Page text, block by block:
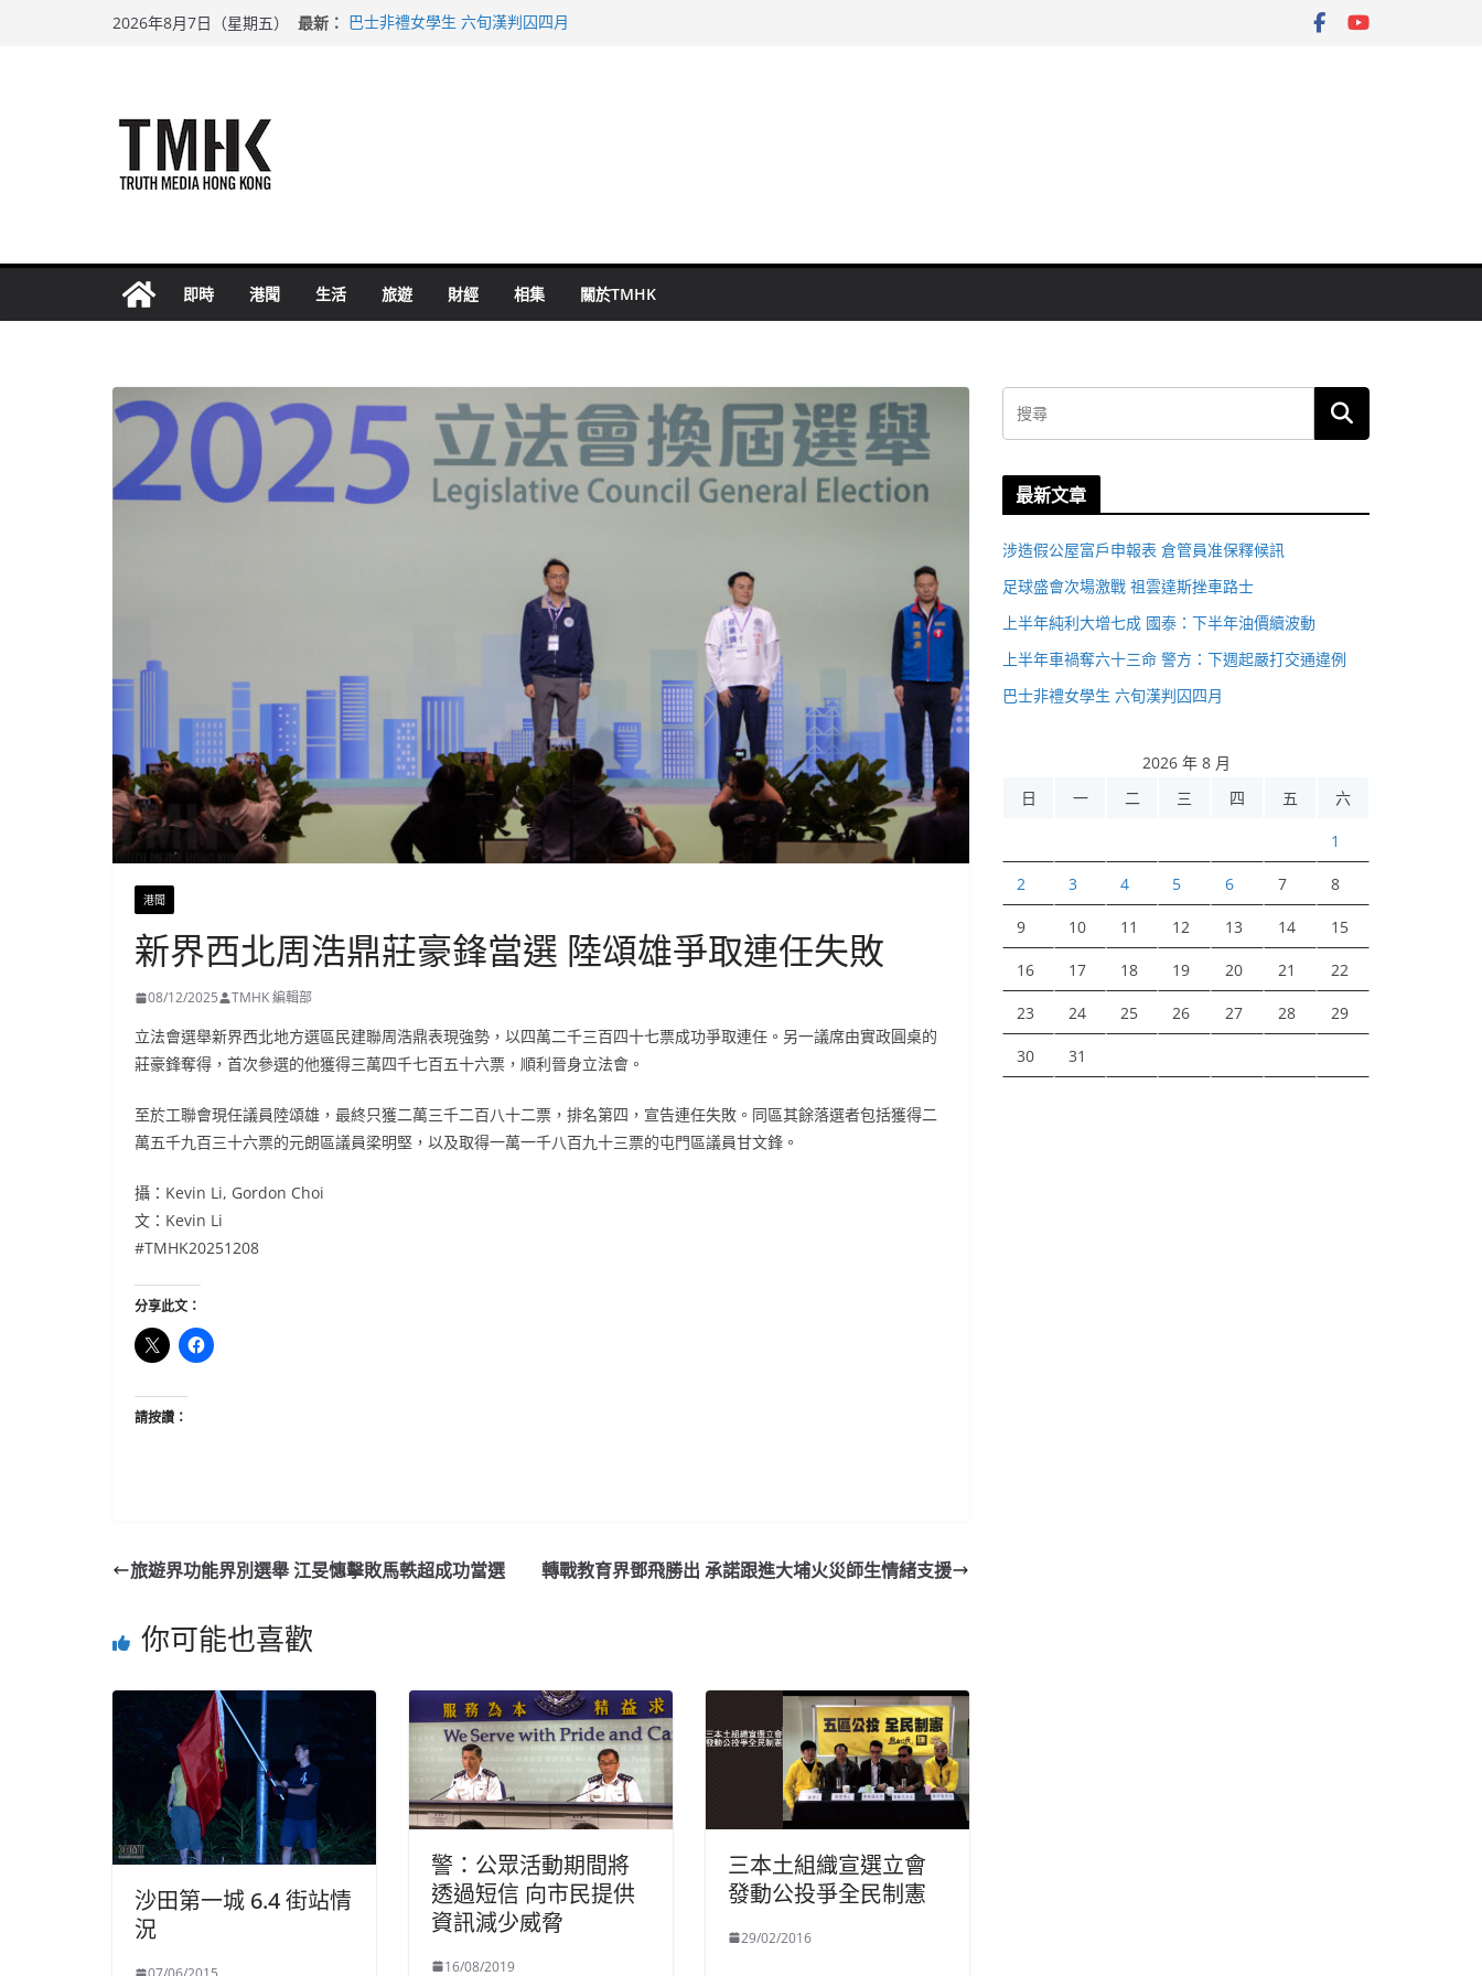
2026年8月7日（星期五） 最新： 巴士非禮女學生 六旬漢判囚四月
即時 港聞 生活 旅遊 財經 相集 關於TMHK
港聞
新界西北周浩鼎莊豪鋒當選 陸頌雄爭取連任失敗
08/12/2025 TMHK 編輯部
立法會選舉新界西北地方選區民建聯周浩鼎表現強勢，以四萬二千三百四十七票成功爭取連任。另一議席由實政圓桌的
莊豪鋒奪得，首次參選的他獲得三萬四千七百五十六票，順利晉身立法會。
至於工聯會現任議員陸頌雄，最終只獲二萬三千二百八十二票，排名第四，宣告連任失敗。同區其餘落選者包括獲得二
萬五千九百三十六票的元朗區議員梁明堅，以及取得一萬一千八百九十三票的屯門區議員甘文鋒。
攝：Kevin Li, Gordon Choi
文：Kevin Li
#TMHK20251208
分享此文：
請按讚：
旅遊界功能界別選舉 江旻憓擊敗馬軼超成功當選 轉戰教育界鄧飛勝出 承諾跟進大埔火災師生情緒支援
你可能也喜歡
沙田第一城 6.4 街站情
況
警：公眾活動期間將
透過短信 向市民提供
資訊減少威脅
16/08/2019
三本土組織宣選立會
發動公投爭全民制憲
29/02/2016
最新文章
涉造假公屋富戶申報表 倉管員准保釋候訊
足球盛會次場激戰 祖雲達斯挫車路士
上半年純利大增七成 國泰：下半年油價續波動
上半年車禍奪六十三命 警方：下週起嚴打交通違例
巴士非禮女學生 六旬漢判囚四月
2026 年 8 月
日
一 二 三 四 五 六
1
2 3 4 5 6 7 8
9 10 11 12 13 14 15
16 17 18 19 20 21 22
23 24 25 26 27 28 29
30 31